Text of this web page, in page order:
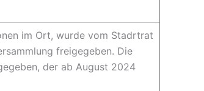
im Ort, wurde vom Stadrtrat
freigegeben. Die
der ab August 2024